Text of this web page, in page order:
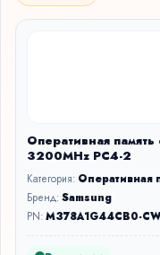
Оперативная память
3200MHz PC4-2
Категория: Оперативная
Бренд:Samsung
PN:M378A1G44CB0-